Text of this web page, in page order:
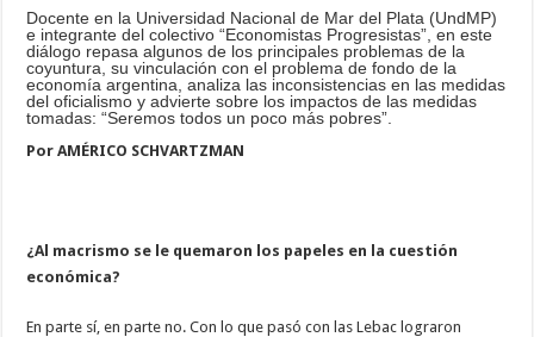
Docente en la Universidad Nacional de Mar del Plata (UndMP)
e integrante del colectivo “Economistas Progresistas”, en este
diálogo repasa algunos de los principales problemas de la
coyuntura, su vinculación con el problema de fondo de la
economía argentina, analiza las inconsistencias en las medidas
del oficialismo y advierte sobre los impactos de las medidas
tomadas: “Seremos todos un poco más pobres”.
Por AMÉRICO SCHVARTZMAN
¿Al macrismo se le quemaron los papeles en la cuestión
económica?
En parte sí, en parte no. Con lo que pasó con las Lebac lograron